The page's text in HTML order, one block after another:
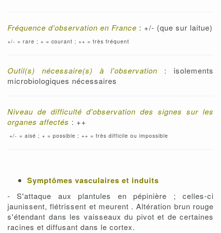
Fréquence d'observation en France : +/- (que sur laitue)
+/- = rare ; + = courant ; ++ = très fréquent
Outil(s) nécessaire(s) à l'observation : isolements
microbiologiques nécessaires
Niveau de difficulté d'observation des signes sur les
organes affectés : ++
+/- = aisé ; + = possible ; ++ = très difficile ou impossible
Symptômes vasculaires et induits
- S'attaque aux plantules en pépinière ; celles-ci
jaunissent, flétrissent et meurent . Altération brun rouge
s'étendant dans les vaisseaux du pivot et de certaines
racines et diffusant dans le cortex.